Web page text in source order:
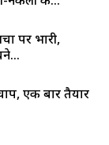
पर भारी,
एक बार तैयार